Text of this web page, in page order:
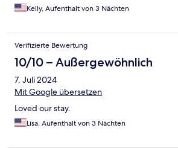
Kelly, Aufenthalt von 3 Nächten
Verifizierte Bewertung
10/10 – Außergewöhnlich
7. Juli 2024
Mit Google übersetzen
Loved our stay.
Lisa, Aufenthalt von 3 Nächten